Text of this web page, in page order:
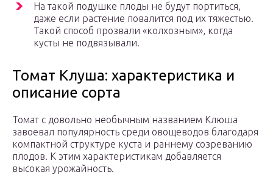
На такой подушке плоды не будут портиться,
даже если растение повалится под их тяжестью.
Такой способ прозвали «колхозным», когда
кусты не подвязывали.
Томат Клуша: характеристика и
описание сорта
Томат с довольно необычным названием Клюша
завоевал популярность среди овощеводов благодаря
компактной структуре куста и раннему созреванию
плодов. К этим характеристикам добавляется
высокая урожайность.